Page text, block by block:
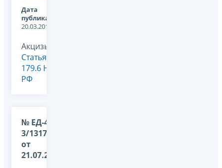
Дата
публикации:
20.03.2018
Акцизы,
Статья
179.6 НК
РФ
№ ЕД-4-
3/13177@
от
21.07.2016